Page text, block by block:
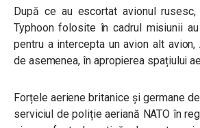
După ce au escortat avionul
Typhoon folosite în cadrul misiunii
pentru a intercepta un avion alt avion,
de asemenea, în apropierea spațiului
Forțele aeriene britanice și germane
serviciul de poliție aeriană NATO în